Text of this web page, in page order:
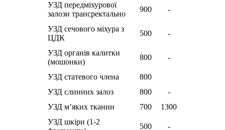
УЗД передміхурової
залози трансректально
900 -
УЗД сечового міхура з
ЦДК
500 -
УЗД органів калитки
(мошонки)
800 -
УЗД статевого члена
800
УЗД слинних залоз
800
-
УЗД м’яких тканин
700
1300
УЗД шкіри (1-2
500 -